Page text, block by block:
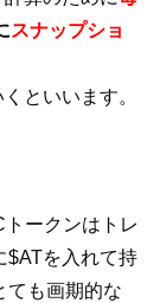
スナップショ
といいます。
ークンはトレ
$ATを入れて持
ても画期的な